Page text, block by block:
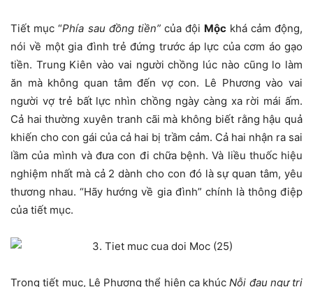
Tiết mục “Phía sau đồng tiền”của đội Mộc khá cảm động,
nói về một gia đình trẻ đứng trước áp lực của cơm áo gạo
tiền. Trung Kiên vào vai người chồng lúc nào cũng lo làm
ăn mà không quan tâm đến vợ con. Lê Phương vào vai
người vợ trẻ bất lực nhìn chồng ngày càng xa rời mái ấm.
Cả hai thường xuyên tranh cãi mà không biết rằng hậu quả
khiến cho con gái của cả hai bị trầm cảm. Cả hai nhận ra sai
lầm của mình và đưa con đi chữa bệnh. Và liều thuốc hiệu
nghiệm nhất mà cả 2 dành cho con đó là sự quan tâm, yêu
thương nhau. “Hãy hướng về gia đình” chính là thông điệp
của tiết mục.
Trong tiết mục, Lê Phương thể hiện ca khúcNỗi đau ngự trị